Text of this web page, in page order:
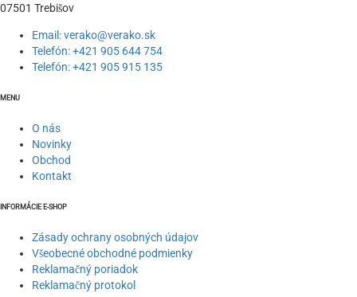
07501 Trebišov
Email: verako@verako.sk
Telefón: +421 905 644 754
Telefón: +421 905 915 135
MENU
O nás
Novinky
Obchod
Kontakt
INFORMÁCIE E-SHOP
Zásady ochrany osobných údajov
Všeobecné obchodné podmienky
Reklamačný poriadok
Reklamačný protokol